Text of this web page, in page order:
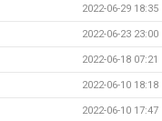
2022-06-29 18:35
2022-06-23 23:00
2022-06-18 07:21
2022-06-10 18:18
2022-06-10 17:47